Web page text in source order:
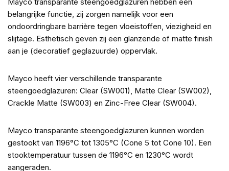
Mayco transparante steengoedglazuren hebben een
belangrijke functie, zij zorgen namelijk voor een
ondoordringbare barrière tegen vloeistoffen, viezigheid en
slijtage. Esthetisch geven zij een glanzende of matte finish
aan je (decoratief geglazuurde) oppervlak.
Mayco heeft vier verschillende transparante
steengoedglazuren: Clear (SW001), Matte Clear (SW002),
Crackle Matte (SW003) en Zinc-Free Clear (SW004).
Mayco transparante steengoedglazuren kunnen worden
gestookt van 1196°C tot 1305°C (Cone 5 tot Cone 10). Een
stooktemperatuur tussen de 1196°C en 1230°C wordt
aangeraden.